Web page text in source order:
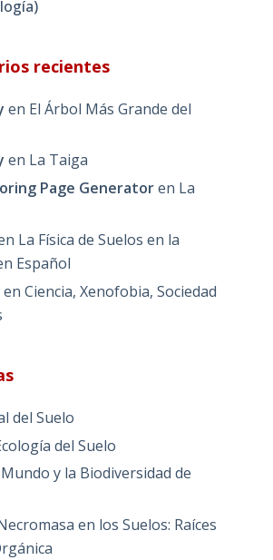
recientes
en El Árbol Más Grande del
en La Taiga
Page Generatoren La
La Física de Suelos en la
Español
en Ciencia, Xenofobia, Sociedad
del Suelo
del Suelo
y la Biodiversidad de
en los Suelos: Raíces